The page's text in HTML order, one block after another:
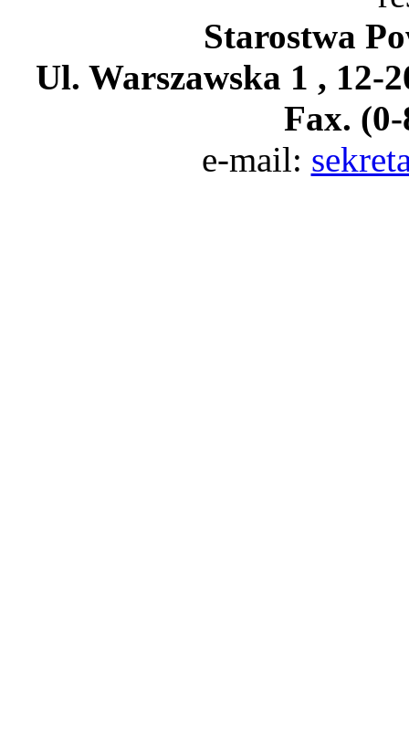
Starostwa
Ul. Warszawska 1 , 12-
Fax.
e-mail: